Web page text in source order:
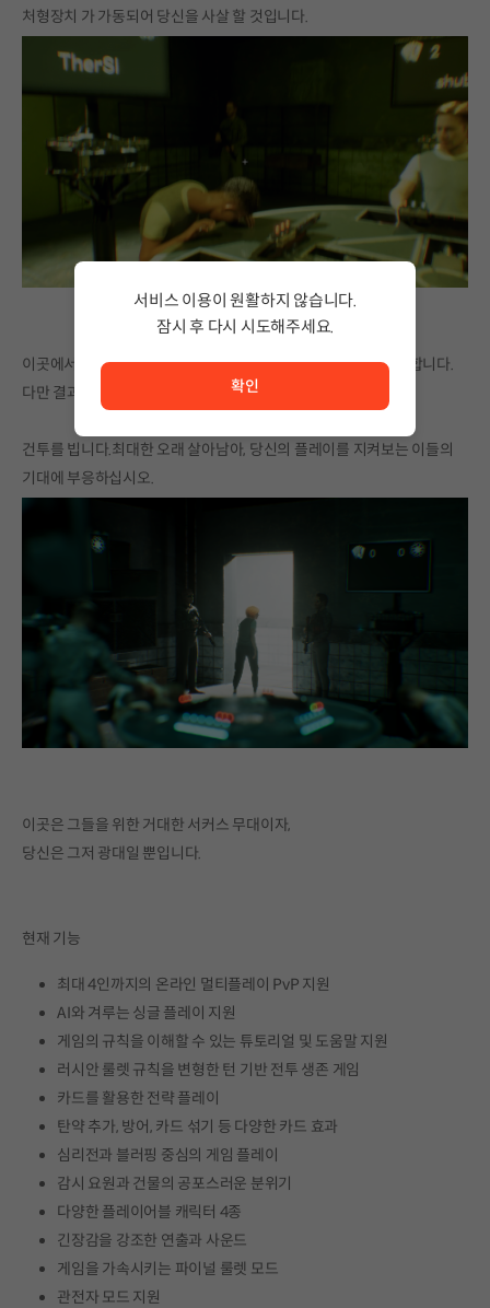
처형장치 가 가동되어 당신을 사살 할 것입니다.
이곳에서 노련한 전술가도, 노련한 도박꾼도 확률 앞에서는 평등합니다.
다만 결과 만큼은 부조리할지도 모릅니다.
건투를 빕니다.최대한 오래 살아남아, 당신의 플레이를 지켜보는 이들의
기대에 부응하십시오.
이곳은 그들을 위한 거대한 서커스 무대이자,
당신은 그저 광대일 뿐입니다.
현재 기능
최대 4인까지의 온라인 멀티플레이 PvP 지원
AI와 겨루는 싱글 플레이 지원
게임의 규칙을 이해할 수 있는 튜토리얼 및 도움말 지원
러시안 룰렛 규칙을 변형한 턴 기반 전투 생존 게임
카드를 활용한 전략 플레이
탄약 추가, 방어, 카드 섞기 등 다양한 카드 효과
심리전과 블러핑 중심의 게임 플레이
감시 요원과 건물의 공포스러운 분위기
다양한 플레이어블 캐릭터 4종
긴장감을 강조한 연출과 사운드
게임을 가속시키는 파이널 룰렛 모드
관전자 모드 지원
서비스 이용이 원활하지 않습니다.
잠시 후 다시 시도해주세요.
확인